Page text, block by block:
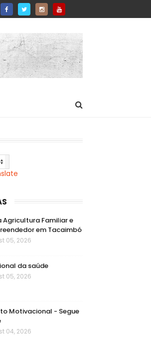
Agricultura Familiar e
em Tacaimbó
05, 2026
da saúde
05, 2026
Motivacional - Segue
04, 2026